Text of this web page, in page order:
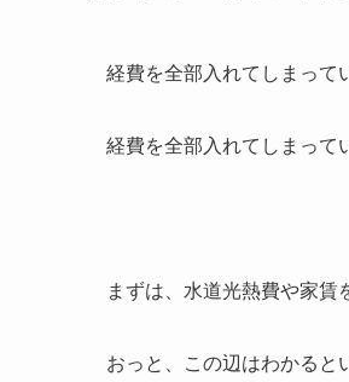
経費を全部入れてしまって
経費を全部入れてしまって
まずは、水道光熱費や家賃
おっと、この辺はわかると